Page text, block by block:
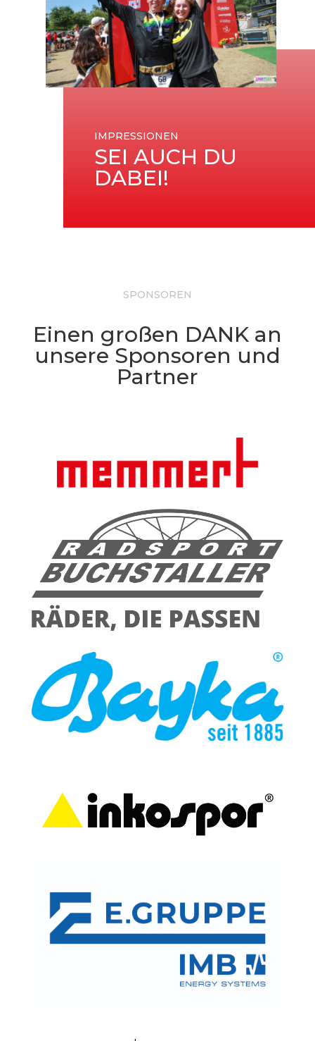
IMPRESSIONEN
SEI AUCH DU
DABEI!
SPONSOREN
Einen großen DANK an
unsere Sponsoren und
Partner